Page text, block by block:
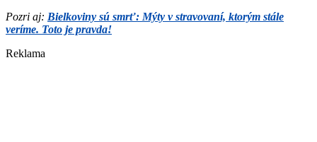
Pozri aj: Bielkoviny sú smrť: Mýty v stravovaní, ktorým stále
veríme. Toto je pravda!
Reklama